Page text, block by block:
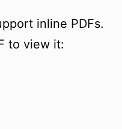
inline PDFs.
to view it: